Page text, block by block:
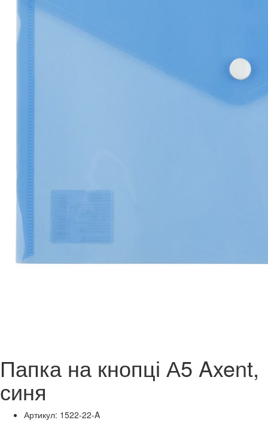
Папка на кнопці А5 Axent,
синя
Артикул: 1522-22-A